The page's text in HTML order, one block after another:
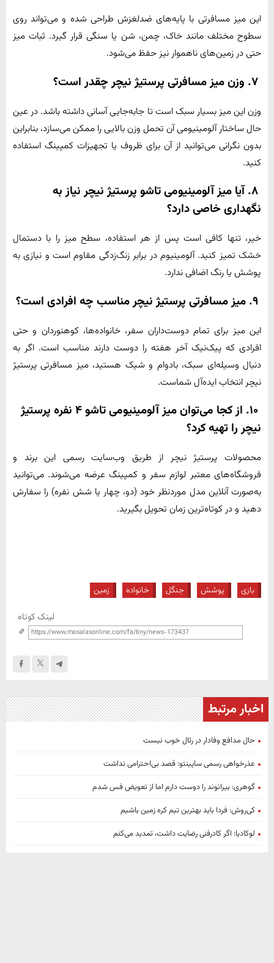
این میز مسافرتی با پایه‌های ضدلغزش طراحی شده و می‌تواند روی
سطوح مختلف مانند خاک، چمن، شن یا سنگی قرار گیرد. ثبات میز
حتی در زمین‌های ناهموار نیز حفظ می‌شود.
وزن این میز بسیار سبک است تا جابه‌جایی آسانی داشته باشد. در عین
حال ساختار آلومینیومی آن تحمل وزن بالایی را ممکن می‌سازد، بنابراین
بدون نگرانی می‌توانید از آن برای ظروف یا تجهیزات کمپینگ استفاده
کنید.
۸. آیا میز آلومینیومی تاشو پرستیژ نیچر نیاز به
نگهداری خاصی دارد؟
خیر، تنها کافی است پس از هر استفاده، سطح میز را با دستمال
خشک تمیز کنید. آلومینیوم در برابر زنگ‌زدگی مقاوم است و نیازی به
پوشش یا رنگ اضافی ندارد.
این میز برای تمام دوست‌داران سفر، خانواده‌ها، کوهنوردان و حتی
افرادی که پیک‌نیک آخر هفته را دوست دارند مناسب است. اگر به
دنبال وسیله‌ای سبک، بادوام و شیک هستید، میز مسافرتی پرستیژ
نیچر انتخاب ایده‌آل شماست.
۱۰. از کجا می‌توان میز آلومینیومی تاشو ۴ نفره پرستیژ
نیچر را تهیه کرد؟
محصولات پرستیژ نیچر از طریق وب‌سایت رسمی این برند و
فروشگاه‌های معتبر لوازم سفر و کمپینگ عرضه می‌شوند. می‌توانید
به‌صورت آنلاین مدل موردنظر خود (دو، چهار یا شش نفره) را سفارش
دهید و در کوتاه‌ترین زمان تحویل بگیرید.
بازی پوشش جنگل خانواده زمین
لینک کوتاه
اخبار مرتبط
حال مدافع وفادار در رئال خوب نیست
عذرخواهی رسمی ساپینتو: قصد بی‌احترامی نداشت
گوهری: بیرانوند را دوست دارم اما از تعویض فس شدم
کی‌روش: فردا باید بهترین تیم کره زمین باشیم
لوکادیا: اگر کادرفنی رضایت داشت، تمدید می‌کنم